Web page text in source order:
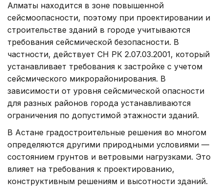
Алматы находится в зоне повышенной
сейсмоопасности, поэтому при проектировании и
строительстве зданий в городе учитываются
требования сейсмической безопасности. В
частности, действует СН РК 2.07.03.2001, который
устанавливает требования к застройке с учетом
сейсмического микрорайонирования. В
зависимости от уровня сейсмической опасности
для разных районов города устанавливаются
ограничения по допустимой этажности зданий.
В Астане градостроительные решения во многом
определяются другими природными условиями —
состоянием грунтов и ветровыми нагрузками. Это
влияет на требования к проектированию,
конструктивным решениям и высотности зданий.